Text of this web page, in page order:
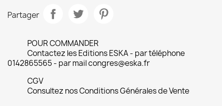
Partager
POUR COMMANDER
Contactez les Editions ESKA - par téléphone
0142865565 - par mail congres@eska.fr
CGV
Consultez nos Conditions Générales de Vente